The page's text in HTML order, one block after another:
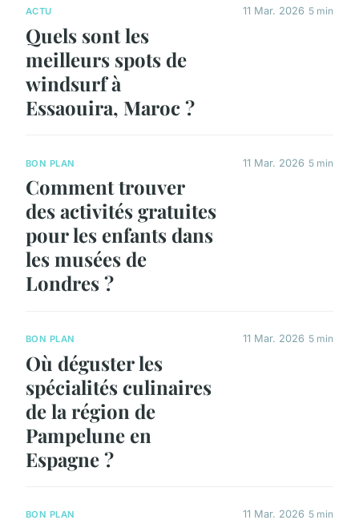
ACTU
Quels sont les
meilleurs spots de
windsurf à
Essaouira, Maroc ?
11 Mar. 2026 5 min
BON PLAN
Comment trouver
des activités gratuites
pour les enfants dans
les musées de
Londres ?
11 Mar. 2026 5 min
BON PLAN
Où déguster les
spécialités culinaires
de la région de
Pampelune en
Espagne ?
11 Mar. 2026 5 min
BON PLAN 11 Mar. 2026 5 min